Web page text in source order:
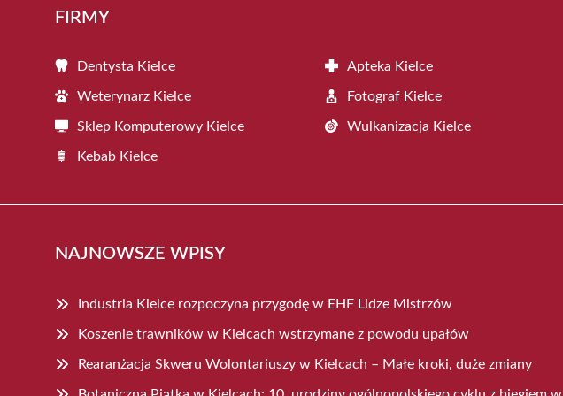
FIRMY
Dentysta Kielce Apteka Kielce
Weterynarz Kielce Fotograf Kielce
Sklep Komputerowy Kielce Wulkanizacja Kielce
Kebab Kielce
NAJNOWSZE WPISY
Industria Kielce rozpoczyna przygodę w EHF Lidze Mistrzów
Koszenie trawników w Kielcach wstrzymane z powodu upałów
Rearanżacja Skweru Wolontariuszy w Kielcach – Małe kroki, duże zmiany